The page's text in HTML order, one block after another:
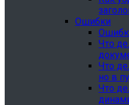
Ошибки
Что
Что
но в
Что